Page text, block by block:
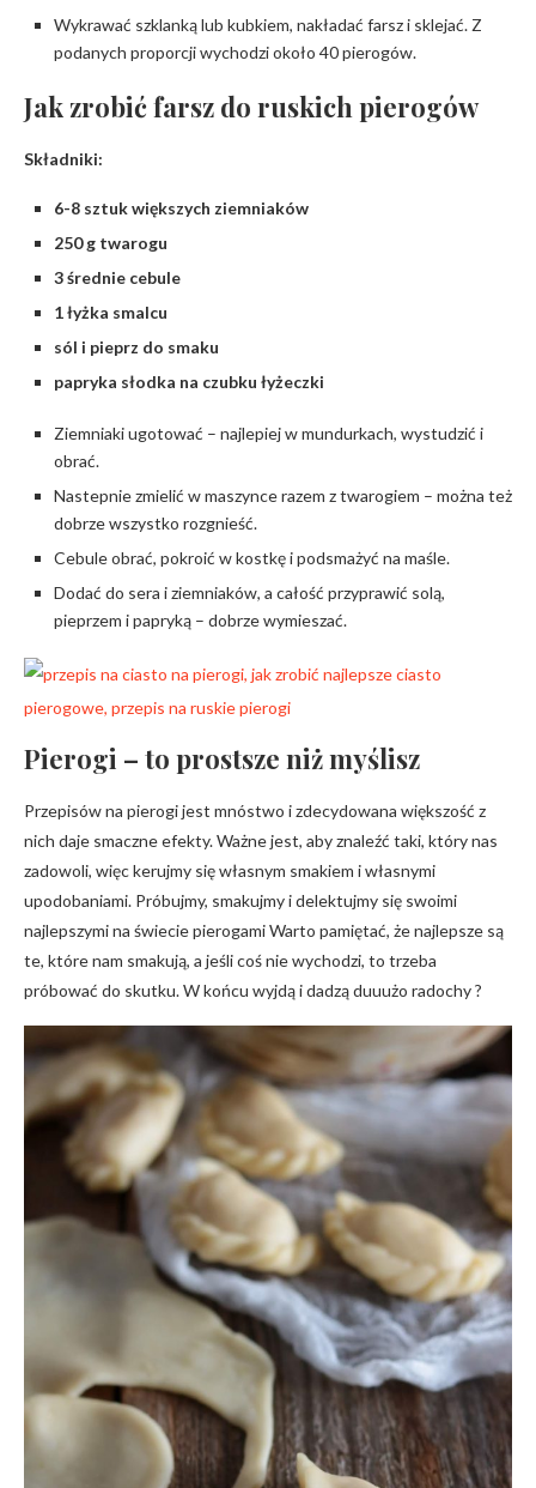
Wykrawać szklanką lub kubkiem, nakładać farsz i sklejać. Z
podanych proporcji wychodzi około 40 pierogów.
Jak zrobić farsz do ruskich pierogów
Składniki:
6-8 sztuk większych ziemniaków
250 g twarogu
3 średnie cebule
1 łyżka smalcu
sól i pieprz do smaku
papryka słodka na czubku łyżeczki
Ziemniaki ugotować – najlepiej w mundurkach, wystudzić i
obrać.
Nastepnie zmielić w maszynce razem z twarogiem – można też
dobrze wszystko rozgnieść.
Cebule obrać, pokroić w kostkę i podsmażyć na maśle.
Dodać do sera i ziemniaków, a całość przyprawić solą,
pieprzem i papryką – dobrze wymieszać.
Pierogi – to prostsze niż myślisz
Przepisów na pierogi jest mnóstwo i zdecydowana większość z
nich daje smaczne efekty. Ważne jest, aby znaleźć taki, który nas
zadowoli, więc kerujmy się własnym smakiem i własnymi
upodobaniami. Próbujmy, smakujmy i delektujmy się swoimi
najlepszymi na świecie pierogami Warto pamiętać, że najlepsze są
te, które nam smakują, a jeśli coś nie wychodzi, to trzeba
próbować do skutku. W końcu wyjdą i dadzą duuużo radochy ?